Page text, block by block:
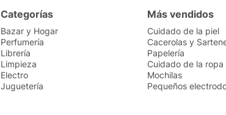
Categorías
Bazar y Hogar
Perfumería
Librería
Limpieza
Electro
Juguetería
Más vendidos
Cuidado de la piel
Cacerolas y
Papelería
Cuidado de la ropa
Mochilas
Pequeños